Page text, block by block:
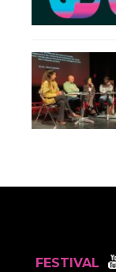
FESTIVAL